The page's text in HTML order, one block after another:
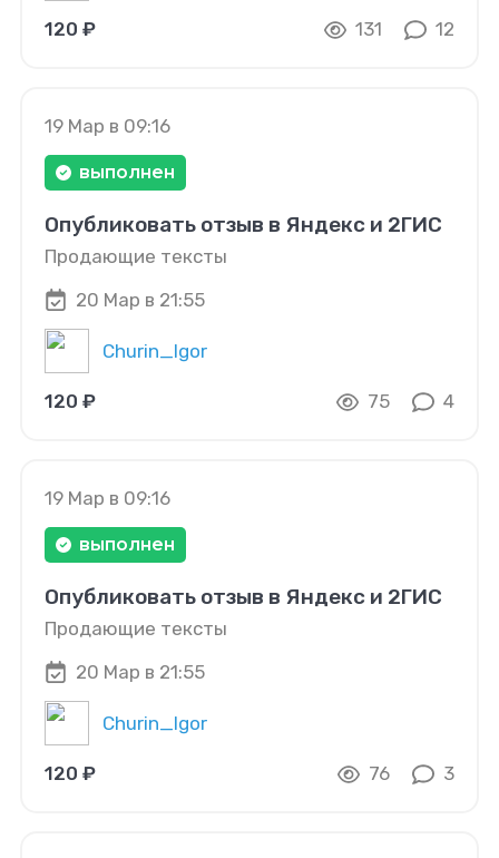
120 ₽ 131 12
19 Мар в 09:16
выполнен
Опубликовать отзыв в Яндекс и 2ГИС
Продающие тексты
20 Мар в 21:55
Churin_Igor
120 ₽ 75 4
19 Мар в 09:16
выполнен
Опубликовать отзыв в Яндекс и 2ГИС
Продающие тексты
20 Мар в 21:55
Churin_Igor
120 ₽ 76 3